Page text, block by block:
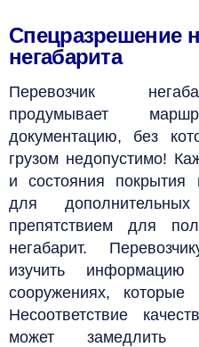
Спецразрешение
негабарита
Перевозчик
продумывает
документацию, без
грузом недопустимо!
и состояния
для
препятствием для
негабарит.
изучить
сооружениях,
Несоответствие
может замедлить